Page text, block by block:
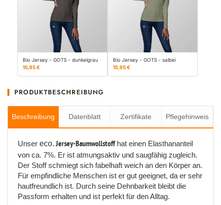
Bio Jersey - GOTS - dunkelgrau
15,95 €
Bio Jersey - GOTS - salbei
15,95 €
PRODUKTBESCHREIBUNG
Beschreibung Datenblatt Zertifikate Pflegehinweis
Unser eco.Jersey-Baumwollstoffhat einen Elasthananteil
von ca. 7%. Er ist atmungsaktiv und saugfähig zugleich.
Der Stoff schmiegt sich fabelhaft weich an den Körper an.
Für empfindliche Menschen ist er gut geeignet, da er sehr
hautfreundlich ist. Durch seine Dehnbarkeit bleibt die
Passform erhalten und ist perfekt für den Alltag.